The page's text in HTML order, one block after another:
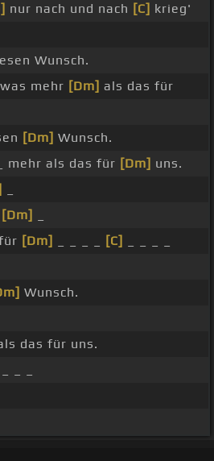
nur nach und nach [C] krieg'
Wunsch.
mehr [Dm] als das für
[Dm] Wunsch.
_ mehr als das für [Dm] uns.
[Dm]
[Dm] [C]
Wunsch.
das für uns.